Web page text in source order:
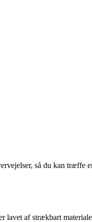
så du kan
af strækbart